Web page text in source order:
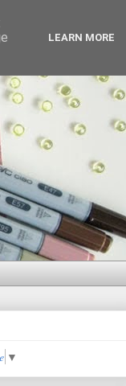
▼
LEARN MORE